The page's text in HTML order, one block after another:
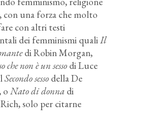
con una forza che molto
con altri testi
dei femminismi qualiIl
di Robin Morgan,
che non è un sessodi Luce
Secondo sesso della De
o Nato di donna di
solo per citarne